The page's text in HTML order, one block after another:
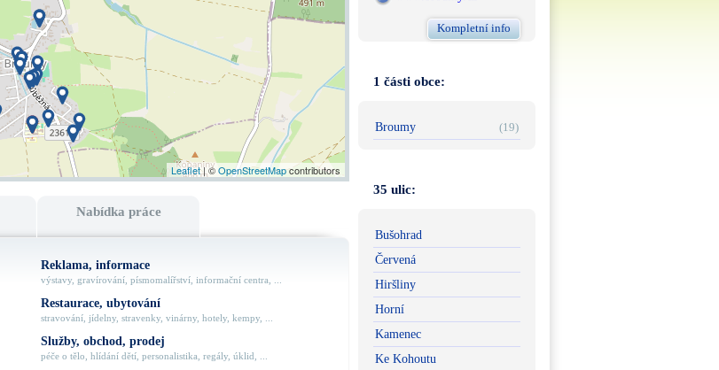
Leaflet| ©OpenStreetMapcontributors
Nabídka práce
Reklama, informace
výstavy, gravírování, písmomalířství, informační centra, ...
Restaurace, ubytování
stravování, jídelny, stravenky, vinárny, hotely, kempy, ...
Služby, obchod, prodej
péče o tělo, hlídání dětí, personalistika, regály, úklid, ...
Kompletní info
1 části obce:
Broumy (19)
35 ulic:
Bušohrad
Červená
Hiršliny
Horní
Kamenec
Ke Kohoutu